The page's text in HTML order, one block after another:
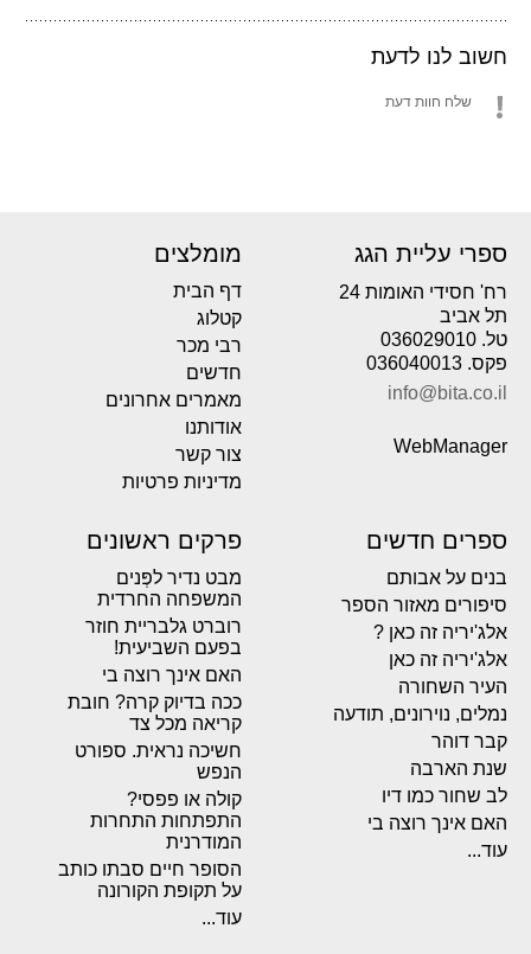
חשוב לנו לדעת
שלח חוות דעת
ספרי עליית הגג
רח' חסידי האומות 24
תל אביב
טל. 036029010
פקס. 036040013
info@bita.co.il
WebManager
מומלצים
דף הבית
קטלוג
רבי מכר
חדשים
מאמרים אחרונים
אודותנו
צור קשר
מדיניות פרטיות
ספרים חדשים
בנים על אבותם
סיפורים מאזור הספר
אלג'יריה זה כאן ?
אלג'יריה זה כאן
העיר השחורה
נמלים, נוירונים, תודעה
קבר דוהר
שנת הארבה
לב שחור כמו דיו
האם אינך רוצה בי
עוד...
פרקים ראשונים
מבט נדיר לפְּנים
המשפחה החרדית
רוברט גלבריית חוזר
בפעם השביעית!
האם אינך רוצה בי
ככה בדיוק קרה? חובת
קריאה מכל צד
חשיכה נראית. ספורט
הנפש
קולה או פפסי?
התפתחות התחרות
המודרנית
הסופר חיים סבתו כותב
על תקופת הקורונה
עוד...